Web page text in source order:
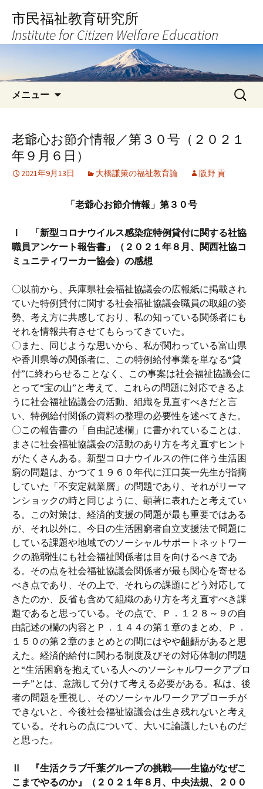
へ
キ
市民福祉教育研究所
Institute for Citizen Welfare Education
メニュー
検
索:
老爺心お節介情報／第３０号（２０２１
年９月６日）
2021年9月13日 大橋謙策の福祉教育論 阪野 貢
「老爺心お節介情報」第３０号
Ⅰ 「新型コロナウイルス感染症特例貸付に関する社協
職員アンケート報告書」（２０２１年８月、関西社協コ
ミュニティワーカー協会）の感想
〇以前から、兵庫県社会福祉協議会の広報紙に掲載され
ていた特例貸付に関する社会福祉協議会職員の取組の姿
勢、考え方に共感しており、私の知っている関係者にも
それを情報共有させてもらってきていた。
〇また、同じような思いから、私が関わっている富山県
や香川県等の関係者に、この特例給付事業を単なる“貸
付”に終わらせることなく、この事案は社会福祉協議会に
とって“宝の山”と考えて、これらの問題に対応できるよ
うに社会福祉協議会の活動、組織を見直すべきだと言
い、特例給付関係の資料の整理の必要性を述べてきた。
〇この報告書の「自由記述欄」に書かれていることは、
まさに社会福祉協議会の活動のあり方を考え直すヒント
がたくさんある。新型コロナウイルスの件に伴う生活困
窮の問題は、かつて１９６０年代に江口英一先生が指摘
していた「不安定就業層」の問題であり、それがリーマ
ンショックの時と同じように、顕著に表れたと考えてい
る。この対策は、経済的支援の問題が最も重要ではある
が、それ以外に、今日の生活困窮者自立支援法で問題に
している課題や地域でのソーシャルサポートネットワー
クの脆弱性にも社会福祉関係者は目を向けるべきであ
る。その点を社会福祉協議会関係者が最も関心を寄せる
べき点であり、その上で、それらの課題にどう対応して
きたのか、反省も含めて組織のあり方を考え直すべき課
題であると思っている。その点で、Ｐ．１２８～９の自
由記述の欄の内容とＰ．１４４の第１章のまとめ、Ｐ．
１５０の第２章のまとめとの間にはやや齟齬があると思
えた。経済的給付に関わる制度及びその対応体制の問題
と“生活困窮を抱えている人へのソーシャルワークアプロ
ーチ”とは、意識して分けて考える必要がある。私は、後
者の問題を重視し、そのソーシャルワークアプローチが
できないと、今後社会福祉協議会は生き残れないと考え
ている。それらの点について、大いに論議したいものだ
と思った。
Ⅱ 『生活クラブ千葉グループの挑戦――生協がなぜこ
こまでやるのか』（２０２１年８月、中央法規、２００